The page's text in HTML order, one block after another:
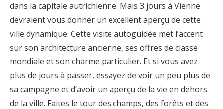
dans la capitale autrichienne. Mais 3 jours à Vienne
devraient vous donner un excellent aperçu de cette
ville dynamique. Cette visite autoguidée met l’accent
sur son architecture ancienne, ses offres de classe
mondiale et son charme particulier. Et si vous avez
plus de jours à passer, essayez de voir un peu plus de
sa campagne et d’avoir un aperçu de la vie en dehors
de la ville. Faites le tour des champs, des forêts et des